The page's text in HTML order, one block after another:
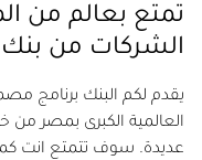
تمتع بعالم من
الشركات من بنك
يقدم لكم البنك برنامج
العالمية الكبرى بمصر
عديدة. سوف تتمتع انت